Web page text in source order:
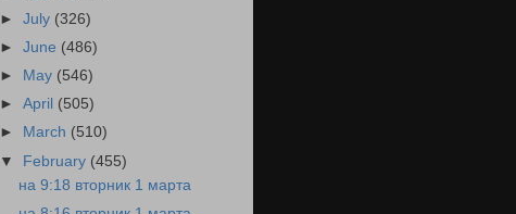
►July (326)
►June (486)
►
May (546)
►April (505)
►
March (510)
▼ February (455)
на 9:18 вторник 1 марта